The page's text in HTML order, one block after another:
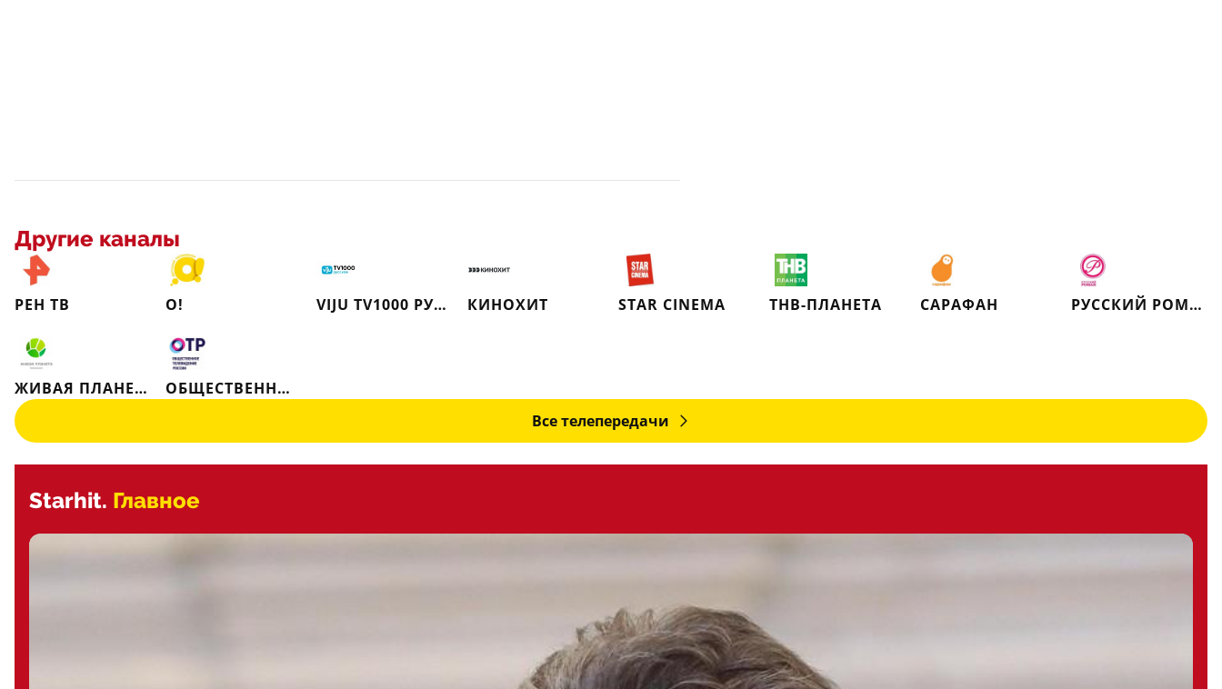
Другие каналы
РЕН ТВ О! VIJU TV1000 РУССКОЕ КИНОХИТ STAR CINEMA ТНВ-ПЛАНЕТА САРАФАН РУССКИЙ РОМАН
ЖИВАЯ ПЛАНЕТА
ОБЩЕСТВЕННОЕ ТЕЛЕВИДЕНИЕ РОССИИ
Все телепередачи
Starhit. Главное